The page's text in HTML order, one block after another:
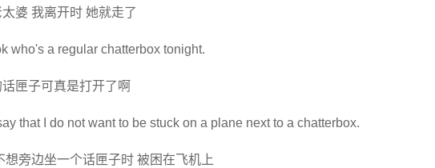
婆 我离开时 她就走了
who's a regular chatterbox tonight.
匣子可真是打开了啊
that I do not want to be stuck on a plane next to a chatterbox.
想旁边坐一个话匣子时 被困在飞机上